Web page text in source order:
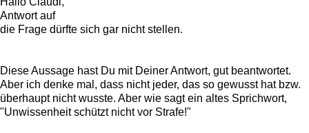
Antwort auf
die Frage dürfte sich gar nicht stellen.
Diese Aussage hast Du mit Deiner Antwort, gut beantwortet.
Aber ich denke mal, dass nicht jeder, das so gewusst hat bzw.
überhaupt nicht wusste. Aber wie sagt ein altes Sprichwort,
"Unwissenheit schützt nicht vor Strafe!"